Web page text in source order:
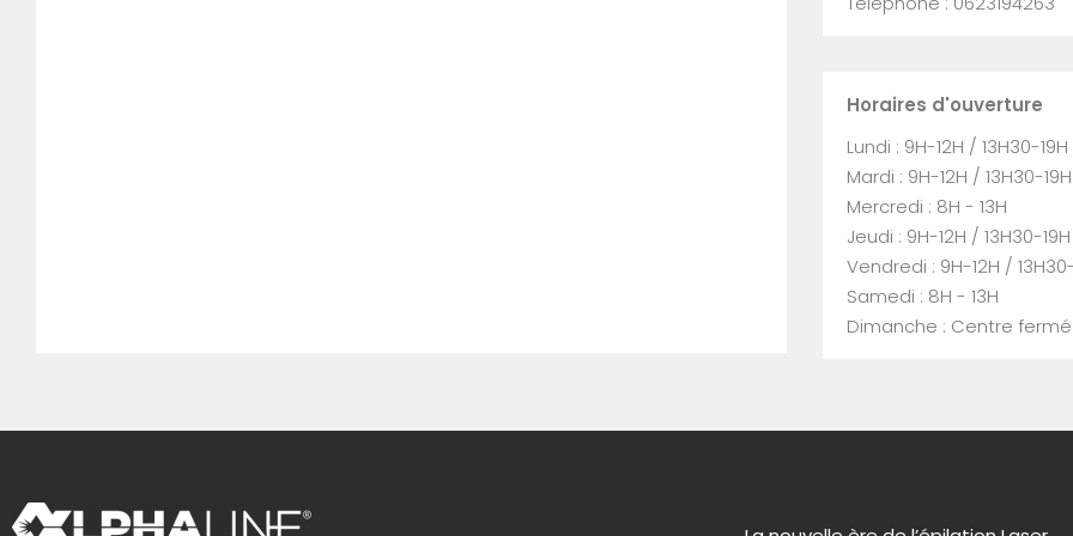
Horaires d'ouverture
Lundi : 9H-12H / 13H30-19H
Mardi : 9H-12H / 13H30-19H
Mercredi : 8H - 13H
Jeudi : 9H-12H / 13H30-19H
Vendredi : 9H-12H /
Samedi : 8H - 13H
Dimanche : Centre fermé